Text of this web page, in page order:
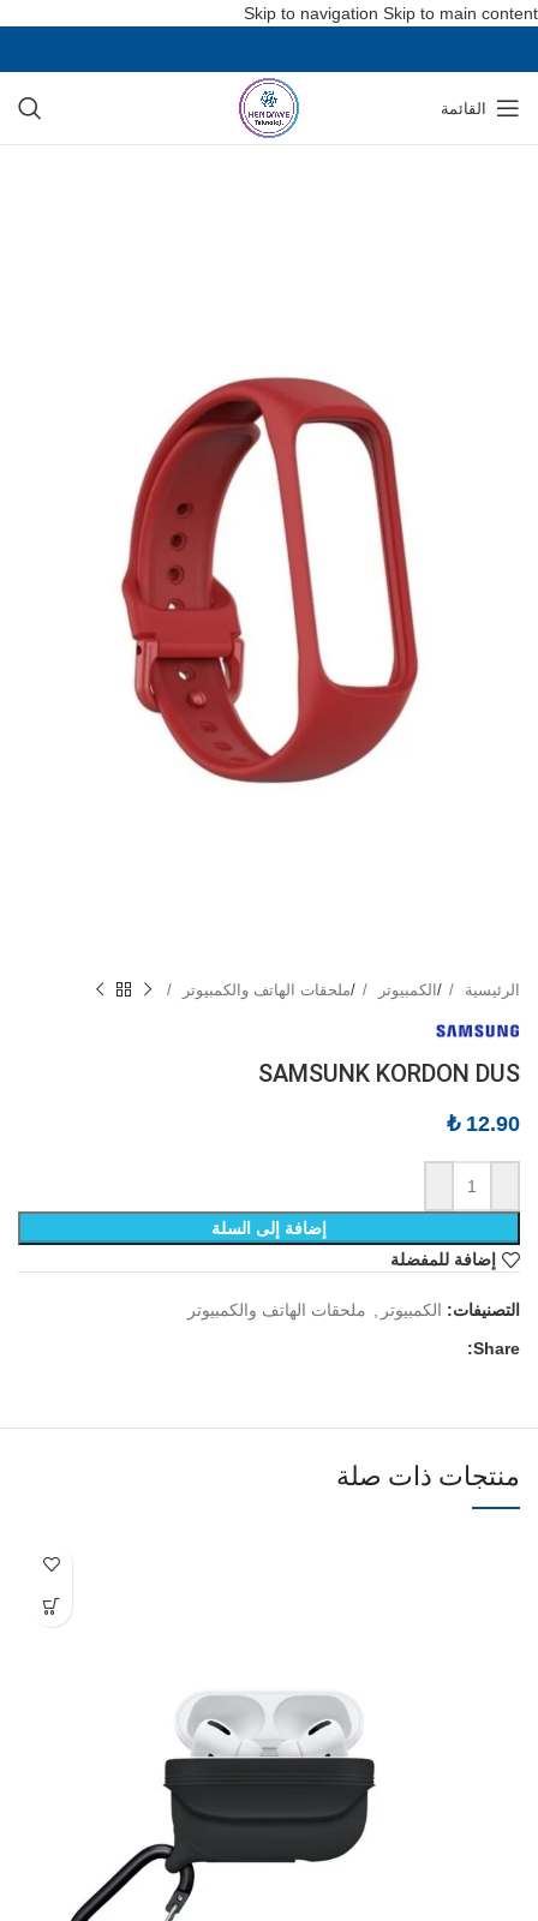
Skip to navigation Skip to main content
القائمة
الرئيسية / الكمبيوتر /ملحقات الهاتف والكمبيوتر
SAMSUNK KORDON DUS
₺12.90
إضافة إلى السلة
إضافة للمفضلة
التصنيفات: الكمبيوتر
ملحقات الهاتف والكمبيوتر
Share:
منتجات ذات صلة